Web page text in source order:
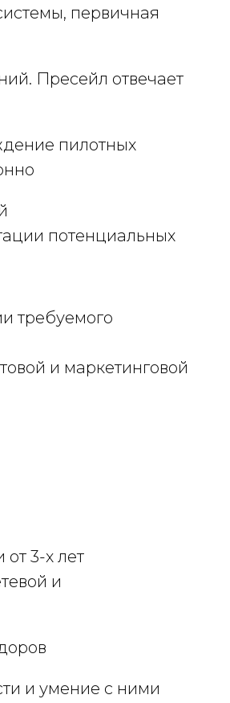
первичная
Пресейл отвечает
пилотных
потенциальных
требуемого
и маркетинговой
3-х лет
и
и умение с ними